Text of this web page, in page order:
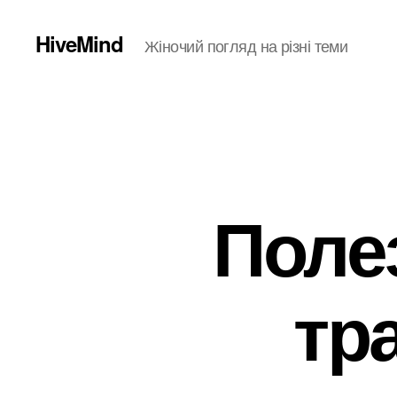
HiveMind Жіночий погляд на різні теми